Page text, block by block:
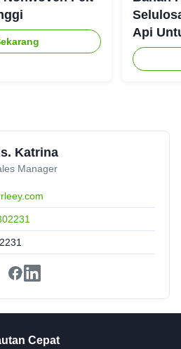
★★★★★
★★★★★
Api
Katrina
Manager
Cepat